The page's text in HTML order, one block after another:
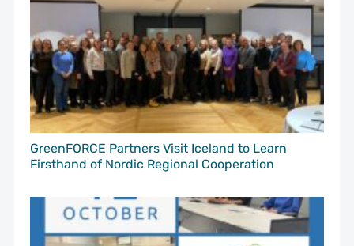
GreenFORCE Partners Visit Iceland to Learn
Firsthand of Nordic Regional Cooperation